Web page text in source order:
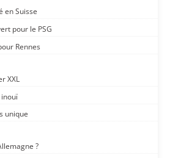
en Suisse
pour le PSG
Rennes
XXL
inouï
unique
?